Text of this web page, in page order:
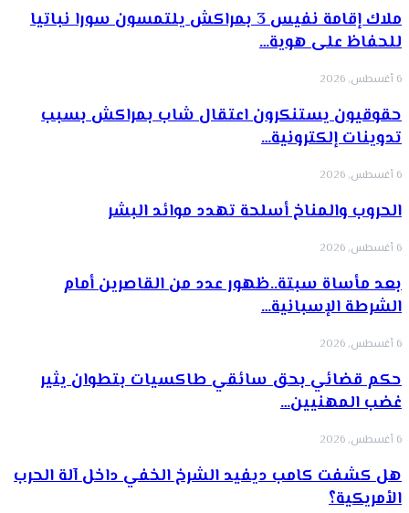
ملاك إقامة نفيس 3 بمراكش يلتمسون سورا نباتيا
للحفاظ على هوية…
6 أغسطس, 2026
حقوقيون يستنكرون اعتقال شاب بمراكش بسبب
تدوينات إلكترونية…
6 أغسطس, 2026
الحروب والمناخ أسلحة تهدد موائد البشر
6 أغسطس, 2026
بعد مأساة سبتة..ظهور عدد من القاصرين أمام
الشرطة الإسبانية…
6 أغسطس, 2026
حكم قضائي بحق سائقي طاكسيات بتطوان يثير
غضب المهنيين…
6 أغسطس, 2026
هل كشفت كامب ديفيد الشرخ الخفي داخل آلة الحرب
الأمريكية؟